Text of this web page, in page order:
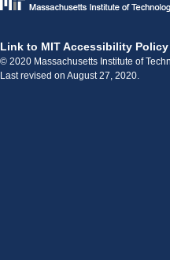
Link to MIT Accessibility Policy
© 2020 Massachusetts Institute of
Last revised on August 27, 2020.